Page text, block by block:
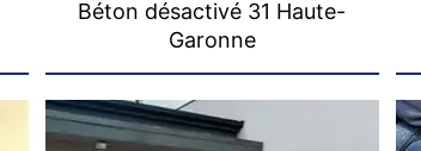
Béton désactivé 31 Haute-
Garonne